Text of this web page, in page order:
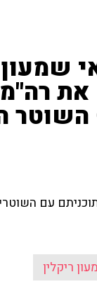
שמעון
עם
ריקלין